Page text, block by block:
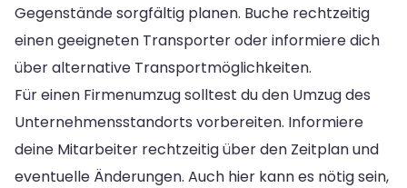
Gegenstände sorgfältig planen. Buche rechtzeitig
einen geeigneten Transporter oder informiere dich
über alternative Transportmöglichkeiten.
Für einen Firmenumzug solltest du den Umzug des
Unternehmensstandorts vorbereiten. Informiere
deine Mitarbeiter rechtzeitig über den Zeitplan und
eventuelle Änderungen. Auch hier kann es nötig sein,